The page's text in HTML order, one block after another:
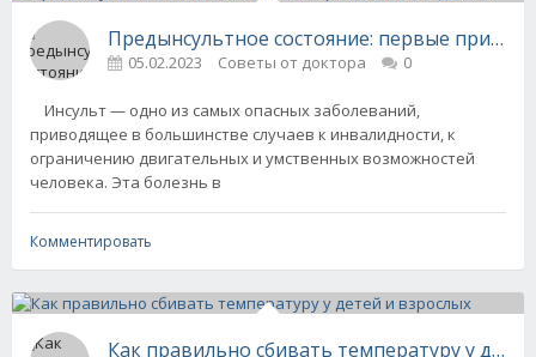
Предынсультное состояние: первые
05.02.2023 Советы от доктора 0
Инсульт — одно из самых опасных заболеваний,
приводящее в большинстве случаев к инвалидности, к
ограничению двигательных и умственных возможностей
человека. Эта болезнь в
Комментировать
Как правильно